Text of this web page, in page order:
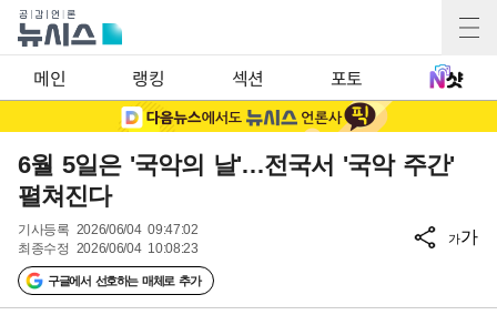
메인 랭킹 섹션 포토
6월 5일은 '국악의 날'…전국서 '국악 주간'
펼쳐진다
기사등록 2026/06/04 09:47:02
최종수정 2026/06/04 10:08:23
구글에서 선호하는 매체로 추가
가가